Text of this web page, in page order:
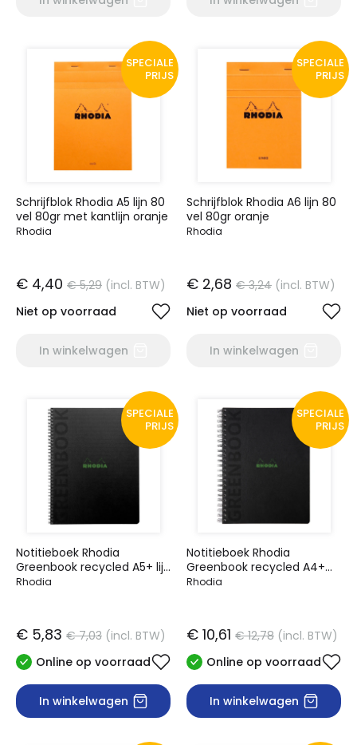
SPECIALE
PRIJS
Schrijfblok Rhodia A5 lijn 80
vel 80gr met kantlijn oranje
Rhodia
€ 4,40 € 5,29 (incl. BTW)
Niet op voorraad
In winkelwagen
SPECIALE
PRIJS
Schrijfblok Rhodia A6 lijn 80
vel 80gr oranje
Rhodia
€ 2,68 € 3,24 (incl. BTW)
Niet op voorraad
In winkelwagen
SPECIALE
PRIJS
Notitieboek Rhodia
Greenbook recycled A5+ lijn
160 pagina's 90gr sc
Rhodia
€ 5,83 € 7,03 (incl. BTW)
Online op voorraad
In winkelwagen
SPECIALE
PRIJS
Notitieboek Rhodia
Greenbook recycled A4+
lijn 160 pagina's 90gr hc
Rhodia
€ 10,61 € 12,78 (incl. BTW)
Online op voorraad
In winkelwagen